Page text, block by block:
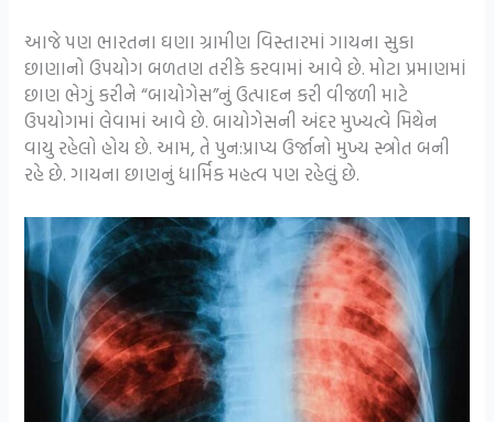
આજે પણ ભારતના ઘણા ગ્રામીણ વિસ્તારમાં ગાયના સુકા
છાણાનો ઉપયોગ બળતણ તરીકે કરવામાં આવે છે. મોટા પ્રમાણમાં
છાણ ભેગું કરીને “બાયોગેસ”નું ઉત્પાદન કરી વીજળી માટે
ઉપયોગમાં લેવામાં આવે છે. બાયોગેસની અંદર મુખ્યત્વે મિથેન
વાયુ રહેલો હોય છે. આમ, તે પુન:પ્રાપ્ય ઉર્જાનો મુખ્ય સ્ત્રોત બની
રહે છે. ગાયના છાણનું ધાર્મિક મહત્વ પણ રહેલું છે.